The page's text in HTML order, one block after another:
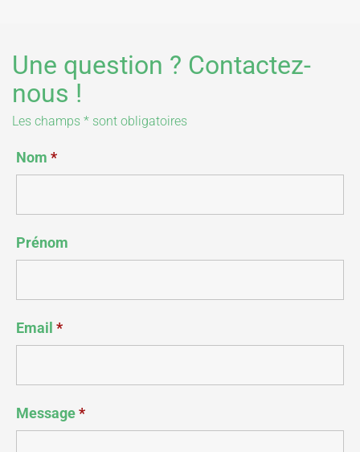
Une question ? Contactez-
nous !
Les champs * sont obligatoires
Nom *
Prénom
Email *
Message*